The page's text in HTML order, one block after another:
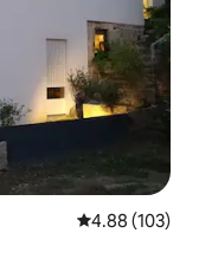
從 103 則評價
4.88 (103)